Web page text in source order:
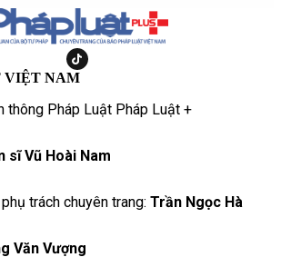
VIỆT NAM
thông Pháp Luật Pháp Luật +
sĩ Vũ Hoài Nam
trách chuyên trang: Trần Ngọc Hà
Văn Vượng